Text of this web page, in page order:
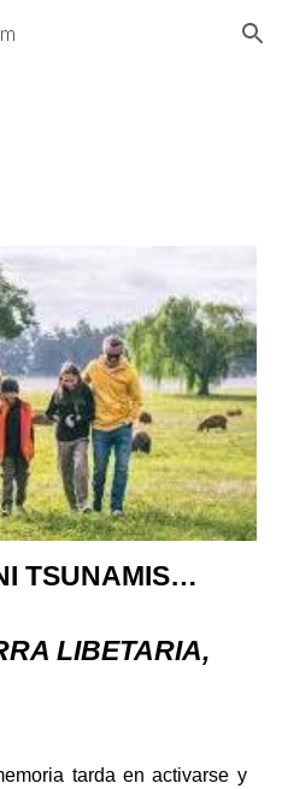
Skip to navigation
TSUNAMIS…
LIBETARIA,
tarda en activarse y